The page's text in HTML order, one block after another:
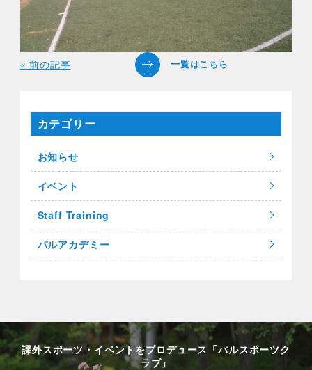
« 前の記事
カテゴリー
お知らせ
イベント
Staff Training
パルアカデミー
課外スポーツ・イベントをプロデュース「パルスポーツク
ラブ」